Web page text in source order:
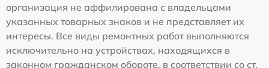
организация не аффилирована с владельцами
указанных товарных знаков и не представляет их
интересы. Все виды ремонтных работ выполняются
исключительно на устройствах, находящихся в
законном гражданском обороте, в соответствии со ст.